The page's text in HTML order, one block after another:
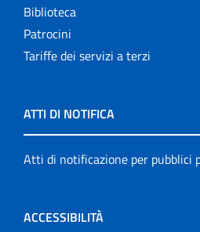
Biblioteca
Patrocini
Tariffe dei servizi a terzi
ATTI DI NOTIFICA
Atti di notificazione per pubblici
ACCESSIBILITÀ